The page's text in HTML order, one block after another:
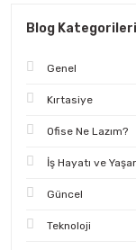
Blog Kategorileri
Genel
Kırtasiye
Ofise Ne Lazım?
İş Hayatı ve
Güncel
Teknoloji